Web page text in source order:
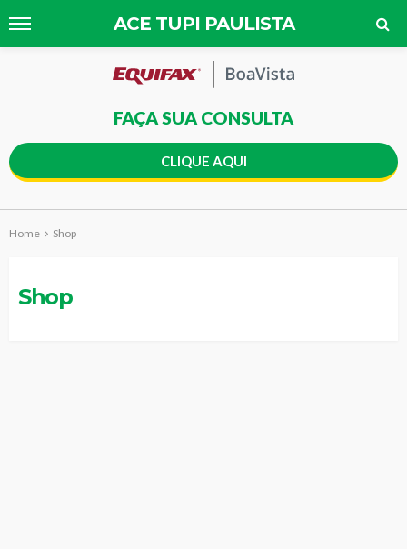
ACE TUPI PAULISTA
FAÇA SUA CONSULTA
CLIQUE AQUI
Home Shop
Shop